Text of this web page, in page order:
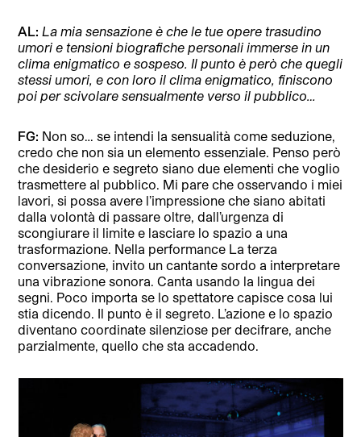
AL: La mia sensazione è che le tue opere trasudino
umori e tensioni biografiche personali immerse in un
clima enigmatico e sospeso. Il punto è però che quegli
stessi umori, e con loro il clima enigmatico, finiscono
poi per scivolare sensualmente verso il pubblico…
FG: Non so… se intendi la sensualità come seduzione,
credo che non sia un elemento essenziale. Penso però
che desiderio e segreto siano due elementi che voglio
trasmettere al pubblico. Mi pare che osservando i miei
lavori, si possa avere l’impressione che siano abitati
dalla volontà di passare oltre, dall’urgenza di
scongiurare il limite e lasciare lo spazio a una
trasformazione. Nella performance La terza
conversazione, invito un cantante sordo a interpretare
una vibrazione sonora. Canta usando la lingua dei
segni. Poco importa se lo spettatore capisce cosa lui
stia dicendo. Il punto è il segreto. L’azione e lo spazio
diventano coordinate silenziose per decifrare, anche
parzialmente, quello che sta accadendo.